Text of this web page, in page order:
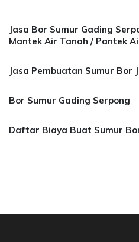
Jasa Bor Sumur Gading
Mantek Air Tanah / Pantek
Jasa Pembuatan Sumur Bor
Bor Sumur Gading Serpong
Daftar Biaya Buat Sumur